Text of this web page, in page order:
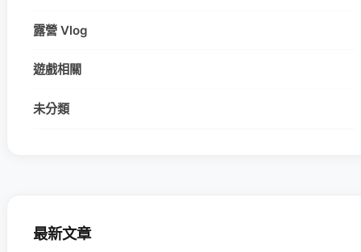
露營 Vlog
遊戲相關
未分類
最新文章